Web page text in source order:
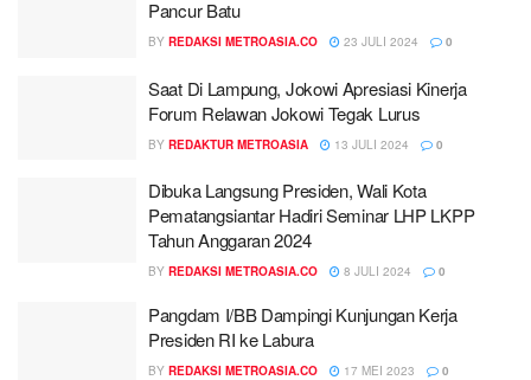
Pancur Batu
BY REDAKSI METROASIA.CO 23 JULI 2024 0
Saat Di Lampung, Jokowi Apresiasi Kinerja
Forum Relawan Jokowi Tegak Lurus
BY REDAKTUR METROASIA 13 JULI 2024 0
Dibuka Langsung Presiden, Wali Kota
Pematangsiantar Hadiri Seminar LHP LKPP
Tahun Anggaran 2024
BY REDAKSI METROASIA.CO 8 JULI 2024 0
Pangdam I/BB Dampingi Kunjungan Kerja
Presiden RI ke Labura
BY REDAKSI METROASIA.CO 17 MEI 2023 0